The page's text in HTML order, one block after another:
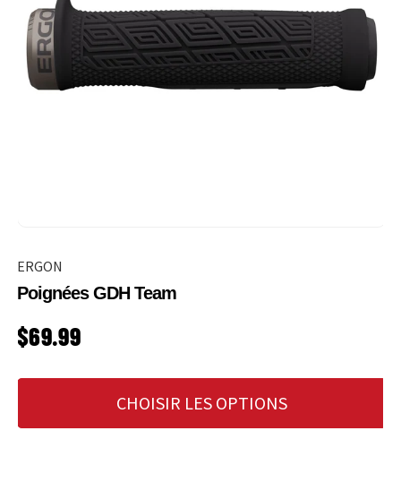
ERGON
Poignées GDH Team
PRIX HABITUEL
$69.99
CHOISIR LES OPTIONS